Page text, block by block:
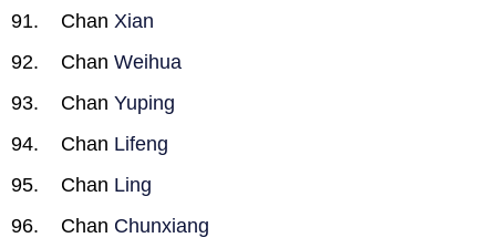
Chan Xian
Chan Weihua
Chan Yuping
Chan Lifeng
Chan Ling
Chan Chunxiang